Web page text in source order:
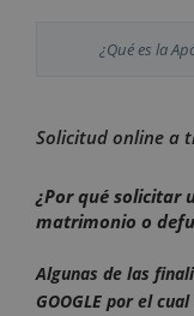
¿Qué es la
Solicitud online a
¿Por qué solicitar
matrimonio o
Algunas de las
GOOGLE por el